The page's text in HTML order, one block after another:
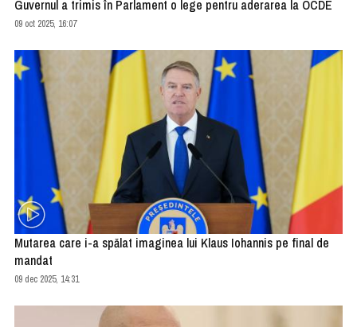
Guvernul a trimis în Parlament o lege pentru aderarea la OCDE
09 oct 2025, 16:07
Mutarea care i-a spălat imaginea lui Klaus Iohannis pe final de
mandat
09 dec 2025, 14:31